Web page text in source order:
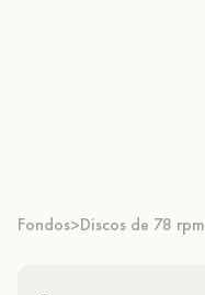
Fondos>Discos de 78 rpm